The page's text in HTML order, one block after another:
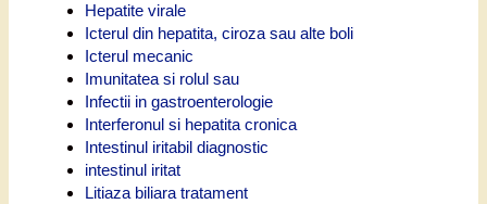
Hepatite virale
Icterul din hepatita, ciroza sau alte boli
Icterul mecanic
Imunitatea si rolul sau
Infectii in gastroenterologie
Interferonul si hepatita cronica
Intestinul iritabil diagnostic
intestinul iritat
Litiaza biliara tratament